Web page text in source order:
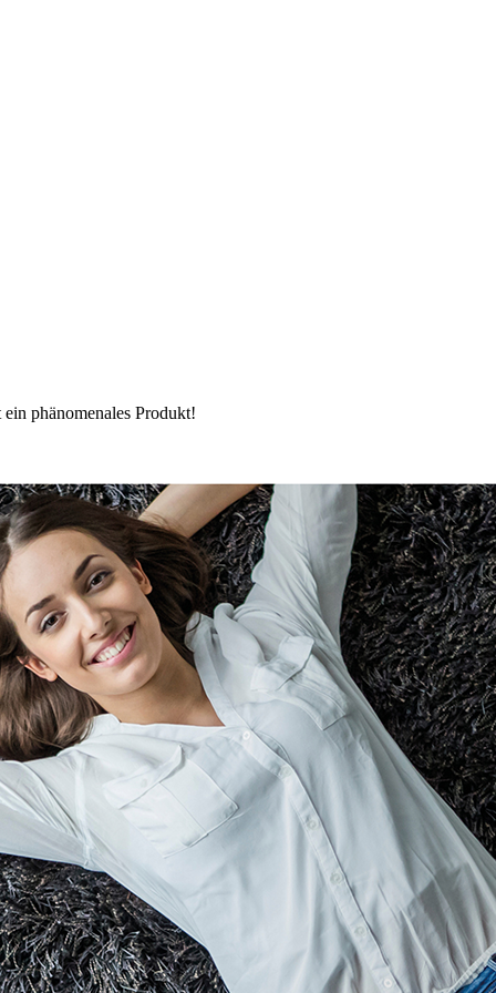
phänomenales Produkt!